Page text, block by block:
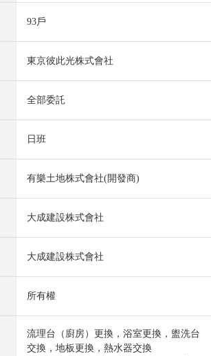
93戶
東京彼此光株式會社
全部委託
日班
有樂土地株式會社(開發商)
大成建設株式會社
大成建設株式會社
所有權
流理台（廚房）更換，浴室更換，盥洗台
交換，地板更換，熱水器交換